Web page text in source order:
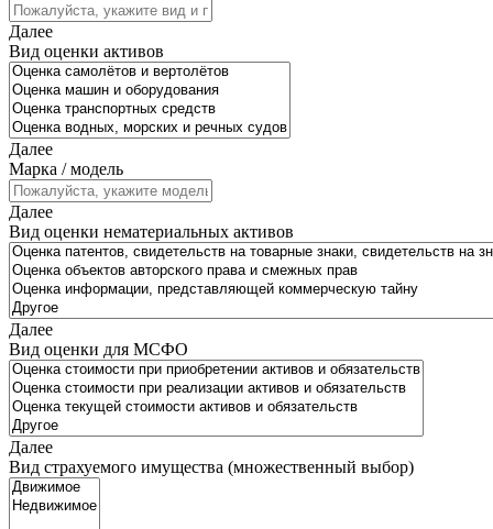
Далее
Вид оценки активов
Далее
Марка / модель
Далее
Вид оценки нематериальных активов
Далее
Вид оценки для МСФО
Далее
Вид страхуемого имущества (множественный выбор)